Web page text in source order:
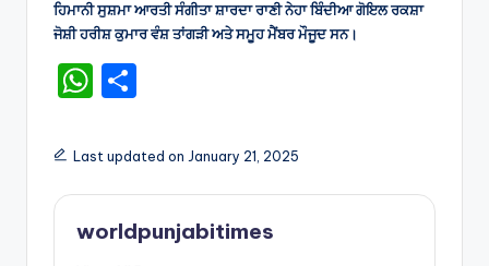
ਹਿਮਾਨੀ ਸੁਸ਼ਮਾ ਆਰਤੀ ਸੰਗੀਤਾ ਸ਼ਾਰਦਾ ਰਾਣੀ ਨੇਹਾ ਬਿੰਦੀਆ ਗੋਇਲ ਰਕਸ਼ਾ
ਜੋਸ਼ੀ ਹਰੀਸ਼ ਕੁਮਾਰ ਵੰਸ਼ ਤਾਂਗੜੀ ਅਤੇ ਸਮੂਹ ਮੈਂਬਰ ਮੌਜੂਦ ਸਨ।
W
a
ts
A
ar
e
Last updated on January 21, 2025
worldpunjabitimes